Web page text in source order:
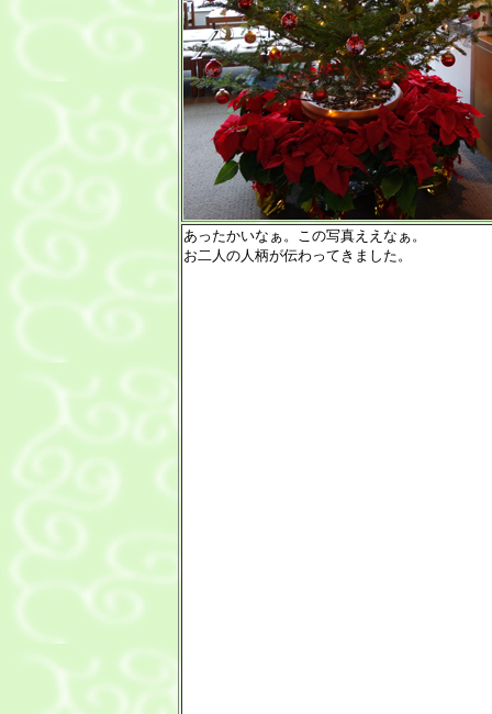
あったかいなぁ。この写真ええなぁ。
お二人の人柄が伝わってきました。